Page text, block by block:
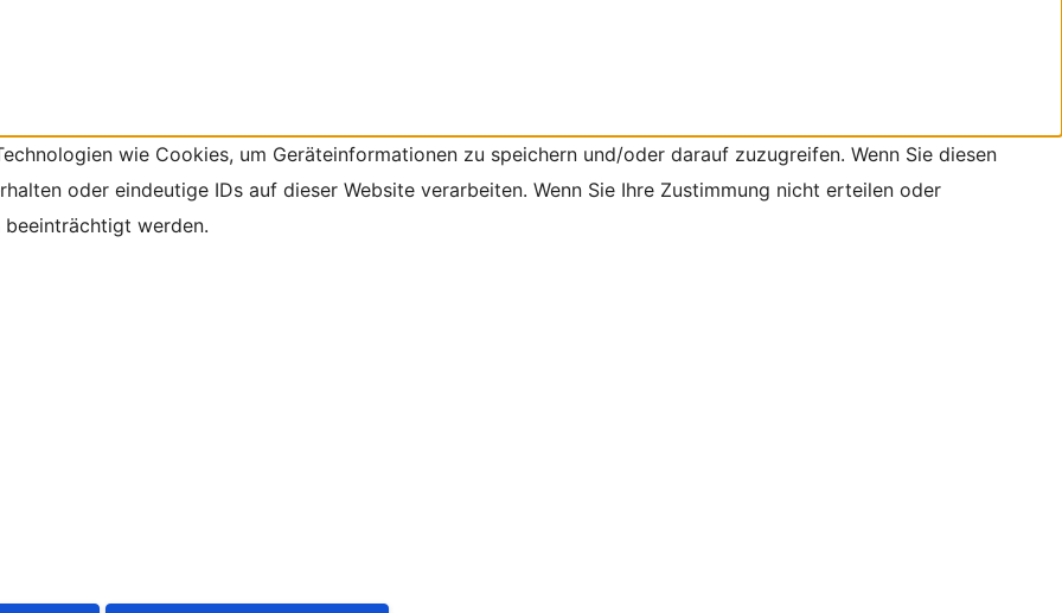
wie Cookies, um Geräteinformationen zu speichern und/oder darauf zuzugreifen. Wenn Sie diesen
oder eindeutige IDs auf dieser Website verarbeiten. Wenn Sie Ihre Zustimmung nicht erteilen oder
beeinträchtigt werden.